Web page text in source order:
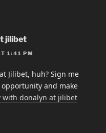
jilibet
1:41 PM
Jilibet, huh? Sign me
and make
with donalyn at jilibet